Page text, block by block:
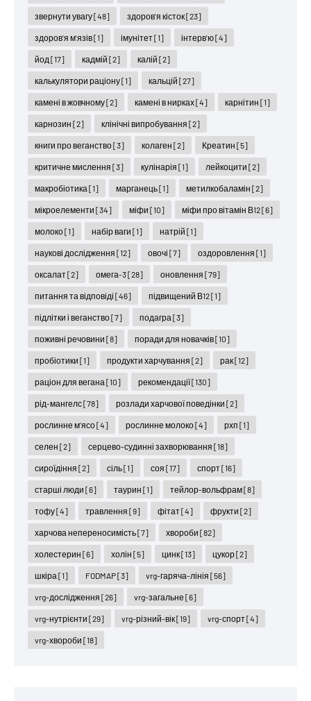
звернути увагу[48] здоров'я кісток[23]
здоров'я м'язів[1] імунітет[1] інтерв'ю[4]
йод [17] кадмій [2] калій [2]
калькулятори раціону[1] кальцій [27]
камені в жовчному[2] камені в нирках[4] карнітин [1]
карнозин [2] клінічні випробування [2]
книги про веганство[3] колаген [2] Креатин [5]
критичне мислення [3] кулінарія [1] лейкоцити [2]
макробіотика [1] марганець[1] метилкобаламін [2]
мікроелементи [34] міфи [10] міфи про вітамін В12[6]
молоко[1] набір ваги [1] натрій [1]
наукові дослідження [12] овочі [7] оздоровлення [1]
оксалат[2] омега-3[28] оновлення [79]
питання та відповіді [46] підвищений В12[1]
підлітки і веганство[7] подагра [3]
поживні речовини [8] поради для новачків[10]
пробіотики [1] продукти харчування [2] рак[12]
раціон для вегана [10] рекомендації[130]
рід-мангелс[78] розлади харчової поведінки [2]
рослинне м'ясо[4] рослинне молоко[4] рхп [1]
селен [2] серцево-судинні захворювання [18]
сироїдіння [2] сіль[1] соя [17] спорт[16]
старші люди [6] таурин [1] тейлор-вольфрам[8]
тофу[4] травлення [9] фітат[4] фрукти [2]
харчова непереносимість[7] хвороби [82]
холестерин [6] холін [5] цинк[13] цукор[2]
шкіра [1] FODMAP[3] vrg-гаряча-лінія [56]
vrg-дослідження [26] vrg-загальне [6]
vrg-нутрієнти [29] vrg-різний-вік[19] vrg-спорт[4]
vrg-хвороби [18]